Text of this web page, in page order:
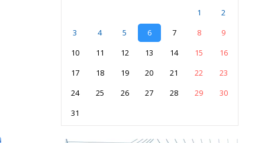
1
2
3
4 5 6 7 8
9
10
11 12 13 14 15
16
17
18 19 20 21 22
23
24
25 26 27 28 29
30
31